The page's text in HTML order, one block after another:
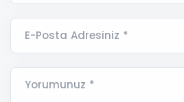
E-Posta Adresiniz *
Yorumunuz *